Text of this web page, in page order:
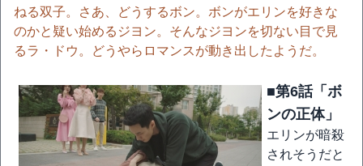
ねる双子。さあ、どうするボン。ボンがエリンを好きな
のかと疑い始めるジヨン。そんなジヨンを切ない目で見
るラ・ドウ。どうやらロマンスが動き出したようだ。
■第6話「ボ
ンの正体」
エリンが暗殺
されそうだと